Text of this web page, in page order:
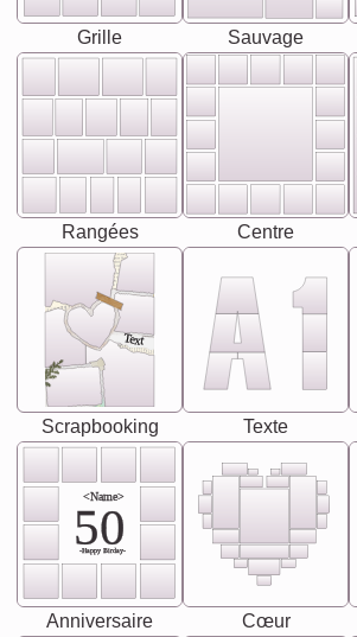
Grille Sauvage
Rangées Centre
Text
Scrapbooking Texte
<Name>
50
-Happy Birday-
Anniversaire Cœur